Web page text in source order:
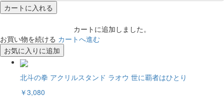
カートに入れる
カートに追加しました。
お買い物を続ける カートへ進む
お気に入りに追加
北斗の拳 アクリルスタンド ラオウ 世に覇者はひとり
￥3,080